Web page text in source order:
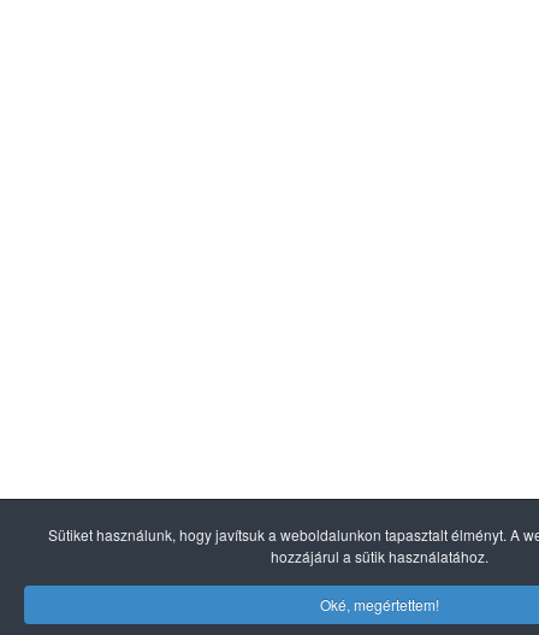
Sütiket használunk, hogy javítsuk a weboldalunkon tapasztalt élményt. A
hozzájárul a sütik használatához.
Oké, megértettem!